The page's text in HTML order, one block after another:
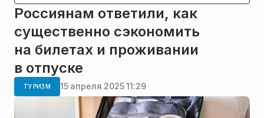
Россиянам ответили, как
существенно сэкономить
на билетах и проживании
в отпуске
ТУРИЗМ 15 апреля 2025 11:29